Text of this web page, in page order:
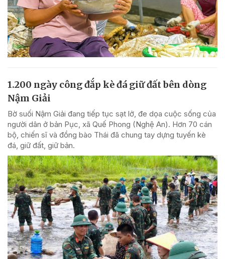
1.200 ngày công đắp kè đá giữ đất bên dòng
Nậm Giải
Bờ suối Nậm Giải đang tiếp tục sạt lở, đe dọa cuộc sống của
người dân ở bản Pục, xã Quế Phong (Nghệ An). Hơn 70 cán
bộ, chiến sĩ và đồng bào Thái đã chung tay dựng tuyến kè
đá, giữ đất, giữ bản.